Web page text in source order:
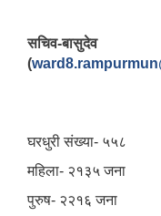
सचिव-
(
घरधुरी संख्या- ५५८
महिला- २१३५ जना
पुरुष- २२१६ जना